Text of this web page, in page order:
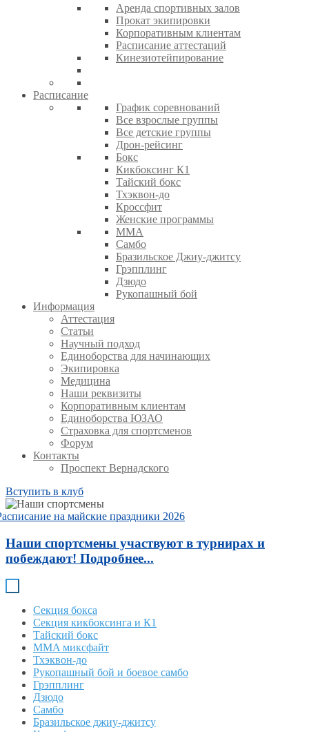
Аренда спортивных залов
Прокат экипировки
Корпоративным клиентам
Расписание аттестаций
Кинезиотейпирование
Расписание
График соревнований
Все взрослые группы
Все детские группы
Дрон-рейсинг
Бокс
Кикбоксинг К1
Тайский бокс
Тхэквон-до
Кроссфит
Женские программы
ММА
Самбо
Бразильское Джиу-джитсу
Грэпплинг
Дзюдо
Рукопашный бой
Информация
Аттестация
Статьи
Научный подход
Единоборства для начинающих
Экипировка
Медицина
Наши реквизиты
Корпоративным клиентам
Единоборства ЮЗАО
Страховка для спортсменов
Форум
Контакты
Проспект Вернадского
Вступить в клуб
на майские праздники 2026
Наши спортсмены участвуют в турнирах и
побеждают! Подробнее...
Секция бокса
Секция кикбоксинга и К1
Тайский бокс
MMA миксфайт
Тхэквон-до
Рукопашный бой и боевое самбо
Грэпплинг
Дзюдо
Самбо
Бразильское джиу-джитсу